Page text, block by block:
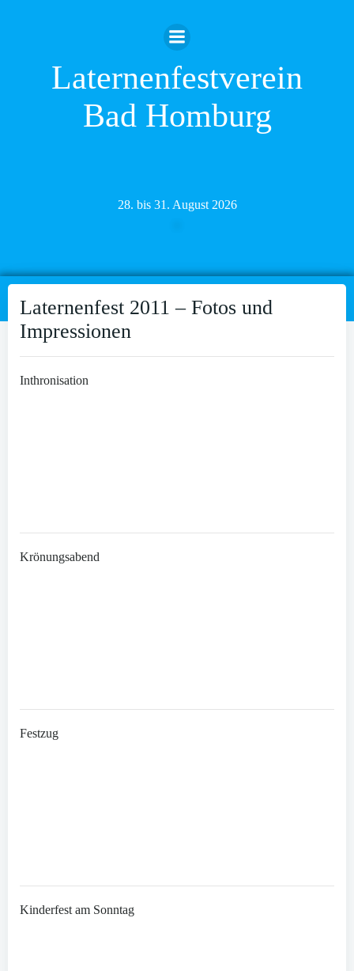
Inhalt
springen
Laternenfestverein
Bad Homburg
28. bis 31. August 2026
Laternenfest 2011 – Fotos und
Impressionen
Inthronisation
Krönungsabend
Festzug
Kinderfest am Sonntag